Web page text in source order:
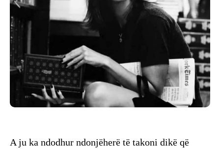
A ju ka ndodhur ndonjëherë të takoni dikë që